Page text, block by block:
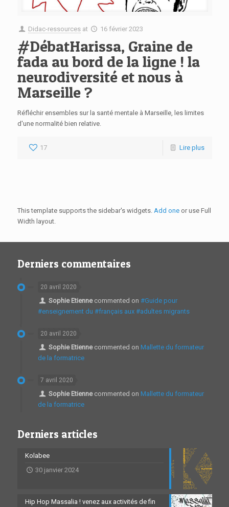
Didac-ressources at 16 février 2023
#DébatHarissa, Graine de
fada au bord de la ligne ! la
neurodiversité et nous à
Marseille ?
Réfléchir ensembles sur la santé mentale à Marseille, les limites
d'une normalité bien relative.
17 Lire plus
This template supports the sidebar's widgets. Add oneor use Full
Width layout.
Derniers commentaires
20 avril 2020
Sophie Etiennecommented on #Guide pour
#enseignement du #français aux #adultes migrants
20 avril 2020
Sophie Etiennecommented on Mallette du formateur
de la formatrice
7 avril 2020
Sophie Etiennecommented on Mallette du formateur
de la formatrice
Derniers articles
Kolabee
30 janvier 2024
Hip Hop Massalia ! venez aux activités de fin